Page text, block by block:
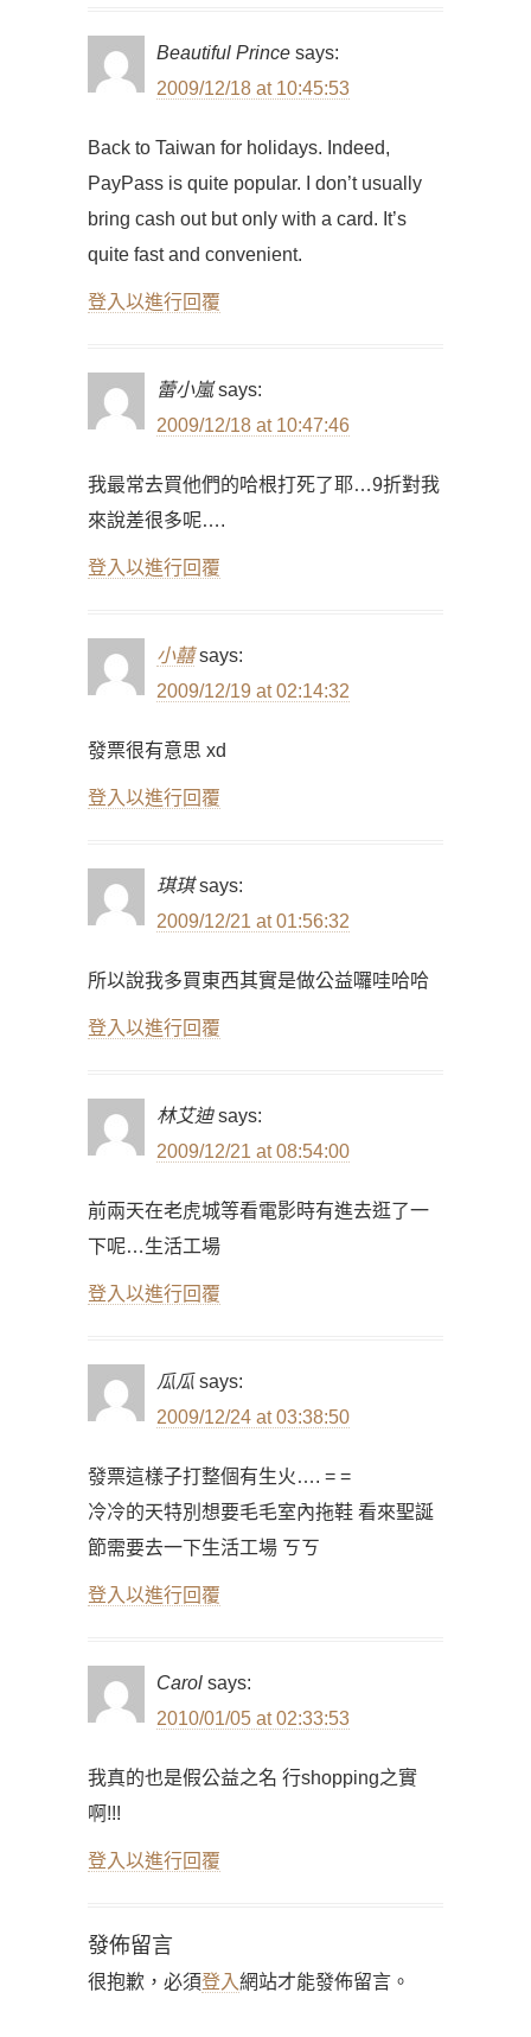
Beautiful Prince says:
2009/12/18 at 10:45:53
Back to Taiwan for holidays. Indeed,
PayPass is quite popular. I don’t usually
bring cash out but only with a card. It’s
quite fast and convenient.
登入以進行回覆
蕾小嵐 says:
2009/12/18 at 10:47:46
我最常去買他們的哈根打死了耶…9折對我
來說差很多呢….
登入以進行回覆
小囍 says:
2009/12/19 at 02:14:32
發票很有意思 xd
登入以進行回覆
琪琪 says:
2009/12/21 at 01:56:32
所以說我多買東西其實是做公益囉哇哈哈
登入以進行回覆
林艾迪 says:
2009/12/21 at 08:54:00
前兩天在老虎城等看電影時有進去逛了一
下呢…生活工場
登入以進行回覆
瓜瓜 says:
2009/12/24 at 03:38:50
發票這樣子打整個有生火…. = =
冷冷的天特別想要毛毛室內拖鞋 看來聖誕
節需要去一下生活工場 ㄎㄎ
登入以進行回覆
Carol says:
2010/01/05 at 02:33:53
我真的也是假公益之名 行shopping之實
啊!!!
登入以進行回覆
發佈留言
很抱歉，必須登入網站才能發佈留言。